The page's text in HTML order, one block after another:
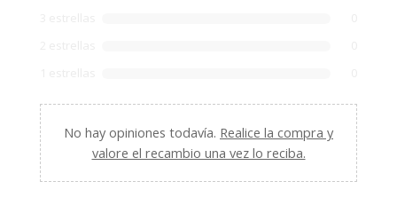
No hay opiniones todavía. Realice la compra y
valore el recambio una vez lo reciba.